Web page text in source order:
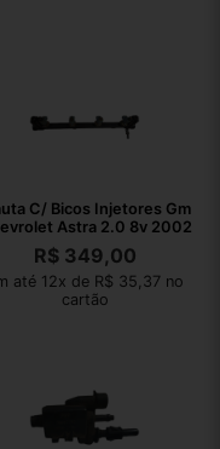
C/ Bicos Injetores Gm
Astra 2.0 8v 2002
R$349,00
até 12x de R$ 35,37 no
cartão